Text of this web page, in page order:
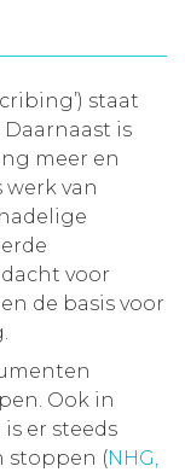
staat
is
meer en
van
voor
de basis voor
Ook in
er steeds
stoppen (NHG,